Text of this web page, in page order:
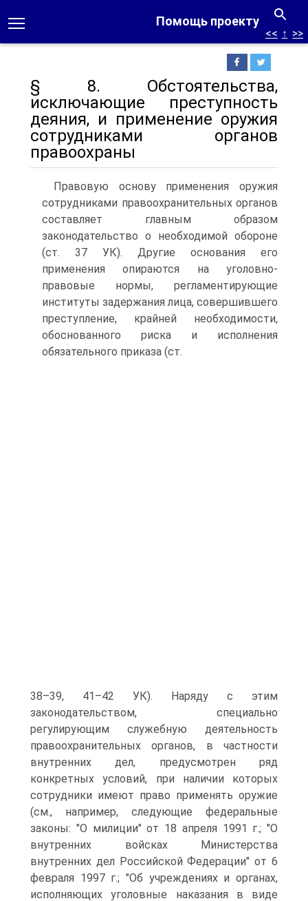
Помощь проекту
<< ↑ >>
§ 8. Обстоятельства,
исключающие преступность
деяния, и применение оружия
сотрудниками органов
правоохраны
Правовую основу применения оружия
сотрудниками правоохранительных органов
составляет главным образом
законодательство о необходимой обороне
(ст. 37 УК). Другие основания его
применения опираются на уголовно-
правовые нормы, регламентирующие
институты задержания лица, совершившего
преступление, крайней необходимости,
обоснованного риска и исполнения
обязательного приказа (ст.
38–39, 41–42 УК). Наряду с этим
законодательством, специально
регулирующим служебную деятельность
правоохранительных органов, в частности
внутренних дел, предусмотрен ряд
конкретных условий, при наличии которых
сотрудники имеют право применять оружие
(см., например, следующие федеральные
законы: "О милиции" от 18 апреля 1991 г.; "О
внутренних войсках Министерства
внутренних дел Российской Федерации" от 6
февраля 1997 г.; "Об учреждениях и органах,
исполняющих уголовные наказания в виде